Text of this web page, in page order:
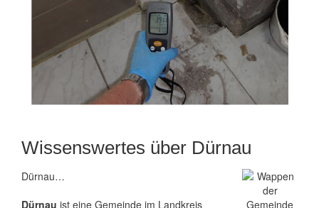
Wissenswertes über Dürnau
Dürnau…
Dürnau ist eine Gemeinde im Landkreis